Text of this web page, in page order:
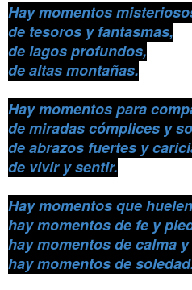
Hay momentos
de tesoros y fantasmas,
de lagos profundos,
de altas montañas.
Hay momentos para
de miradas cómplices y
de abrazos fuertes y
de vivir y sentir.
Hay momentos que
hay momentos de fe y
hay momentos de calma
hay momentos de